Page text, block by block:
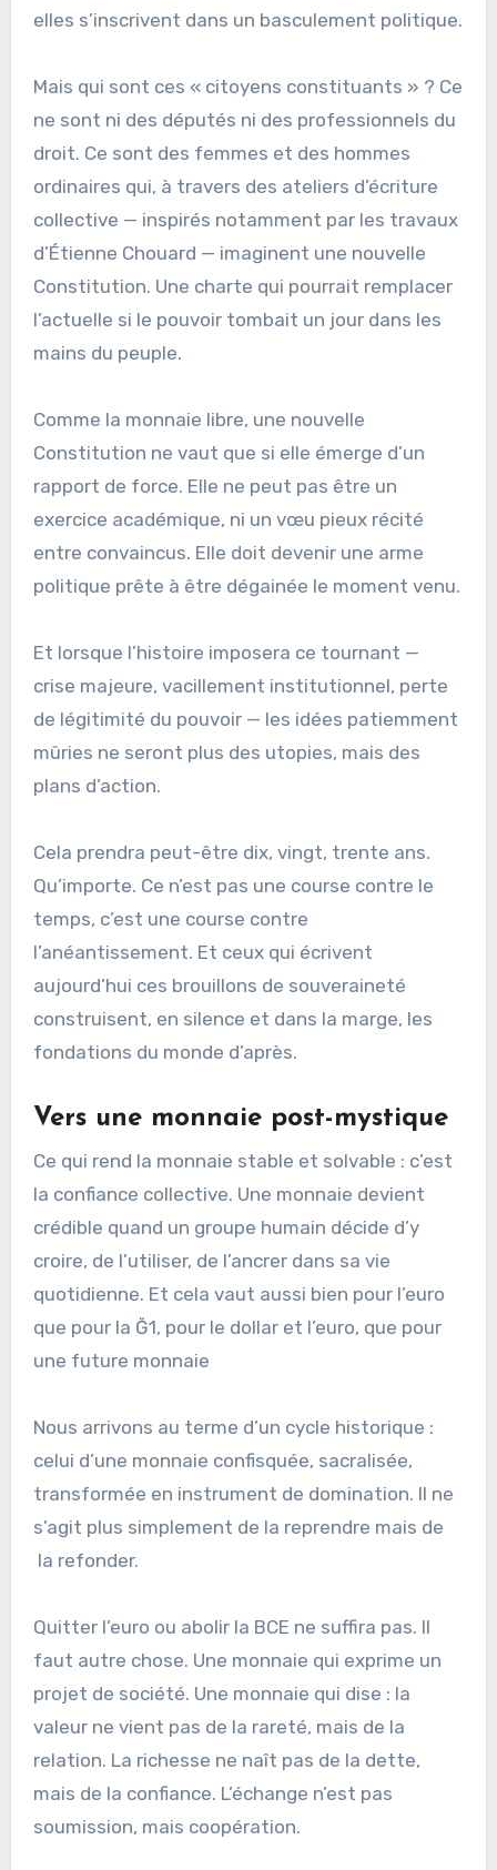
elles s’inscrivent dans un basculement politique.
Mais qui sont ces « citoyens constituants » ? Ce
ne sont ni des députés ni des professionnels du
droit. Ce sont des femmes et des hommes
ordinaires qui, à travers des ateliers d’écriture
collective — inspirés notamment par les travaux
d’Étienne Chouard — imaginent une nouvelle
Constitution. Une charte qui pourrait remplacer
l’actuelle si le pouvoir tombait un jour dans les
mains du peuple.
Comme la monnaie libre, une nouvelle
Constitution ne vaut que si elle émerge d’un
rapport de force. Elle ne peut pas être un
exercice académique, ni un vœu pieux récité
entre convaincus. Elle doit devenir une arme
politique prête à être dégainée le moment venu.
Et lorsque l’histoire imposera ce tournant —
crise majeure, vacillement institutionnel, perte
de légitimité du pouvoir — les idées patiemment
mûries ne seront plus des utopies, mais des
plans d’action.
Cela prendra peut-être dix, vingt, trente ans.
Qu’importe. Ce n’est pas une course contre le
temps, c’est une course contre
l’anéantissement. Et ceux qui écrivent
aujourd’hui ces brouillons de souveraineté
construisent, en silence et dans la marge, les
fondations du monde d’après.
Vers une monnaie post-mystique
Ce qui rend la monnaie stable et solvable : c’est
la confiance collective. Une monnaie devient
crédible quand un groupe humain décide d’y
croire, de l’utiliser, de l’ancrer dans sa vie
quotidienne. Et cela vaut aussi bien pour l’euro
que pour la Ğ1, pour le dollar et l’euro, que pour
une future monnaie
Nous arrivons au terme d’un cycle historique :
celui d’une monnaie confisquée, sacralisée,
transformée en instrument de domination. Il ne
s’agit plus simplement de la reprendre mais de
la refonder.
Quitter l’euro ou abolir la BCE ne suffira pas. Il
faut autre chose. Une monnaie qui exprime un
projet de société. Une monnaie qui dise : la
valeur ne vient pas de la rareté, mais de la
relation. La richesse ne naît pas de la dette,
mais de la confiance. L’échange n’est pas
soumission, mais coopération.